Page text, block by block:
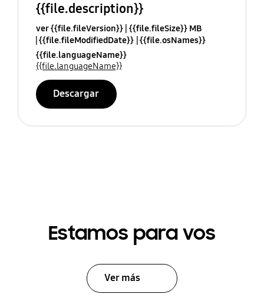
{{file.description}}
ver {{file.fileVersion}} {{file.fileSize}} MB
{{file.fileModifiedDate}} {{file.osNames}}
{{file.languageName}}
{{file.languageName}}
Descargar
Estamos para vos
Ver más